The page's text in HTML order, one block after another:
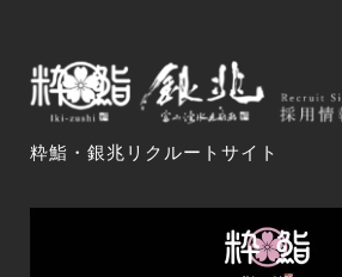
粋鮨・銀兆リクルートサイト